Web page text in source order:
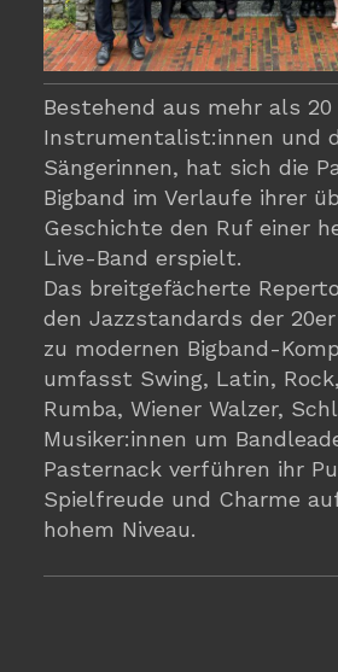
Bestehend aus mehr als
Instrumentalist:innen und
Sängerinnen, hat sich die
Bigband im Verlaufe ihrer
Geschichte den Ruf einer
Live-Band erspielt.
Das breitgefächerte
den Jazzstandards der
zu modernen Bigband-
umfasst Swing, Latin,
Rumba, Wiener Walzer,
Musiker:innen um
Pasternack verführen ihr
Spielfreude und Charme
hohem Niveau.